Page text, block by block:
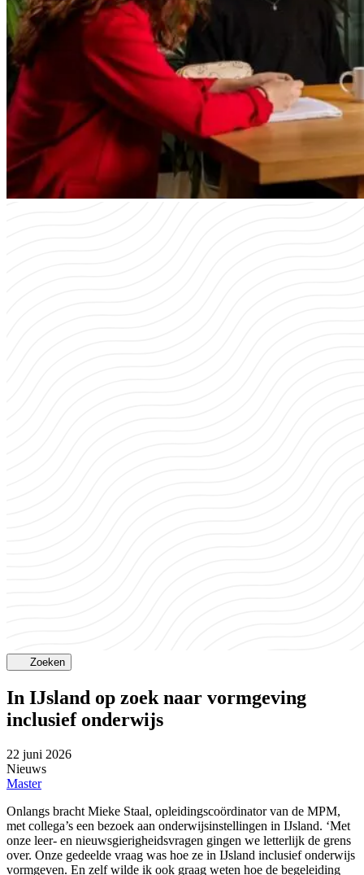
Zoeken
In IJsland op zoek naar vormgeving
inclusief onderwijs
22 juni 2026
Nieuws
Master
Onlangs bracht Mieke Staal, opleidingscoördinator van de MPM,
met collega’s een bezoek aan onderwijsinstellingen in IJsland. ‘Met
onze leer- en nieuwsgierigheidsvragen gingen we letterlijk de grens
over. Onze gedeelde vraag was hoe ze in IJsland inclusief onderwijs
vormgeven. En zelf wilde ik ook graag weten hoe de begeleiding